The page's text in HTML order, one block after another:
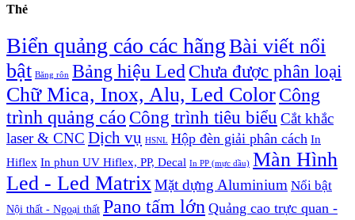
Thẻ
Biển quảng cáo các hãngBài viết nổi
bật Băng rôn Bảng hiệu Led Chưa được phân loại
Chữ Mica, Inox, Alu, Led ColorCông
trình quảng cáo Công trình tiêu biểu Cắt khắc
laser & CNC Dịch vụ HSNL Hộp đèn giải phân cách In
Hiflex In phun UV Hiflex, PP, Decal In PP (mực dầu) Màn Hình
Led - Led MatrixMặt dựng Aluminium Nổi bật
Nội thất - Ngoại thất Pano tấm lớn Quảng cao trực quan -